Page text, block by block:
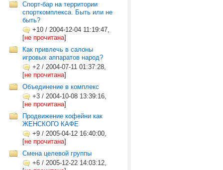
Спорт-бар на территории
спорткомплекса. Быть или не
быть?
+10 / 2004-12-04 11:19:47,
[не прочитана]
Как привлечь в салоны
игровых аппаратов народ?
+2 / 2004-07-11 01:37:28,
[не прочитана]
Объединение в комплекс
+3 / 2004-10-08 13:39:16,
[не прочитана]
Продвижение кофейни как
ЖЕНСКОГО КАФЕ
+9 / 2005-04-12 16:40:00,
[не прочитана]
Смена целевой группы
+6 / 2005-12-22 14:03:12,